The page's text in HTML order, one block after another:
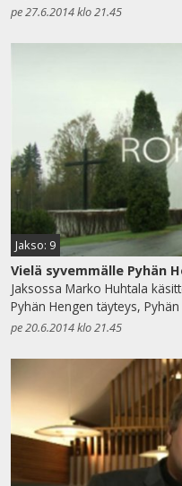
pe 27.6.2014 klo 21.45
Jakso: 9
Vielä syvemmälle Pyhän
Jaksossa Marko Huhtala
Pyhän Hengen täyteys,
pe 20.6.2014 klo 21.45